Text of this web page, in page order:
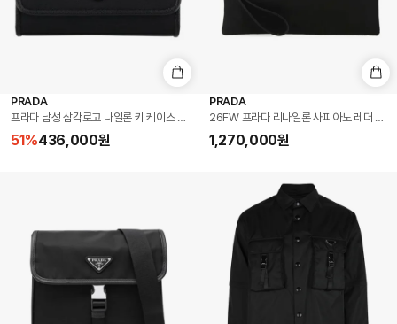
PRADA
프라다 남성 삼각로고 나일론 키 케이스 블랙 1PG004 2DMI F0002
51 %436,000원
PRADA
26FW 프라다 리나일론 사피아노 레더
1,270,000원